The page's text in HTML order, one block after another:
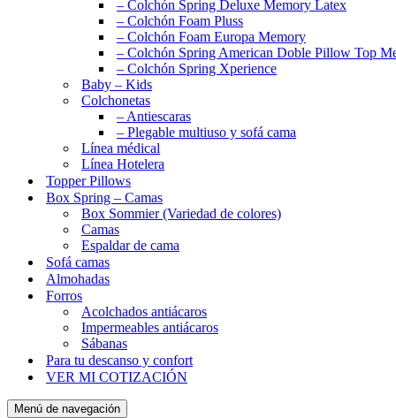
– Colchón Spring Deluxe Memory Latex
– Colchón Foam Pluss
– Colchón Foam Europa Memory
– Colchón Spring American Doble Pillow Top
– Colchón Spring Xperience
Baby – Kids
Colchonetas
– Antiescaras
– Plegable multiuso y sofá cama
Línea médical
Línea Hotelera
Topper Pillows
Box Spring – Camas
Box Sommier (Variedad de colores)
Camas
Espaldar de cama
Sofá camas
Almohadas
Forros
Acolchados antiácaros
Impermeables antiácaros
Sábanas
Para tu descanso y confort
VER MI COTIZACIÓN
Menú de navegación